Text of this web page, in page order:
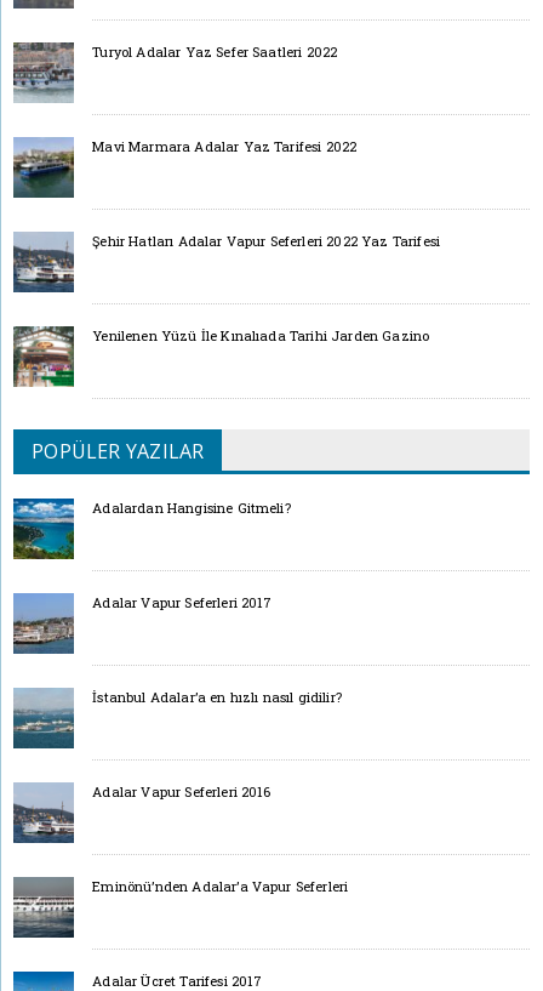
Turyol Adalar Yaz Sefer Saatleri 2022
Mavi Marmara Adalar Yaz Tarifesi 2022
Şehir Hatları Adalar Vapur Seferleri 2022 Yaz Tarifesi
Yenilenen Yüzü İle Kınalıada Tarihi Jarden Gazino
POPÜLER YAZILAR
Adalardan Hangisine Gitmeli?
Adalar Vapur Seferleri 2017
İstanbul Adalar’a en hızlı nasıl gidilir?
Adalar Vapur Seferleri 2016
Eminönü’nden Adalar’a Vapur Seferleri
Adalar Ücret Tarifesi 2017